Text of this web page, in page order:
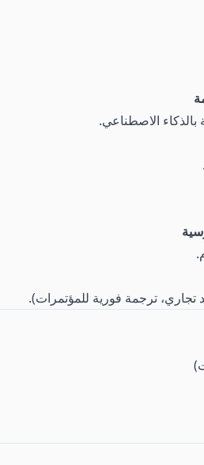
ترجمة فورية للمؤتمرات).